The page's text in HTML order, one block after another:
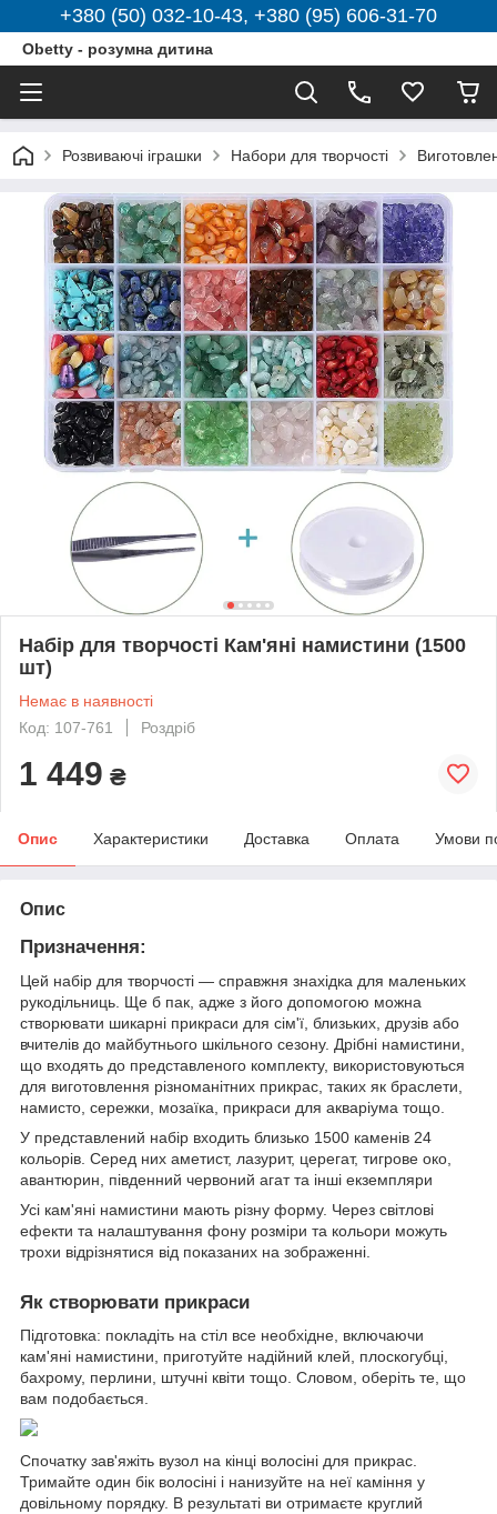
+380 (50) 032-10-43, +380 (95) 606-31-70
Obetty - розумна дитина
Розвиваючі іграшки Набори для творчості
Набір для творчості Кам'яні намистини (1500
шт)
Немає в наявності
Код: 107-761
Роздріб
1 449 ₴
Опис Характеристики Доставка Оплата Умови
Опис
Призначення:
Цей набір для творчості — справжня знахідка для маленьких
рукодільниць. Ще б пак, адже з його допомогою можна
створювати шикарні прикраси для сім'ї, близьких, друзів або
вчителів до майбутнього шкільного сезону. Дрібні намистини,
що входять до представленого комплекту, використовуються
для виготовлення різноманітних прикрас, таких як браслети,
намисто, сережки, мозаїка, прикраси для акваріума тощо.
У представлений набір входить близько 1500 каменів 24
кольорів. Серед них аметист, лазурит, церегат, тигрове око,
авантюрин, південний червоний агат та інші екземпляри
Усі кам'яні намистини мають різну форму. Через світлові
ефекти та налаштування фону розміри та кольори можуть
трохи відрізнятися від показаних на зображенні.
Як створювати прикраси
Підготовка: покладіть на стіл все необхідне, включаючи
кам'яні намистини, приготуйте надійний клей, плоскогубці,
бахрому, перлини, штучні квіти тощо. Словом, оберіть те, що
вам подобається.
Спочатку зав'яжіть вузол на кінці волосіні для прикрас.
Тримайте один бік волосіні і нанизуйте на неї каміння у
довільному порядку. В результаті ви отримаєте круглий